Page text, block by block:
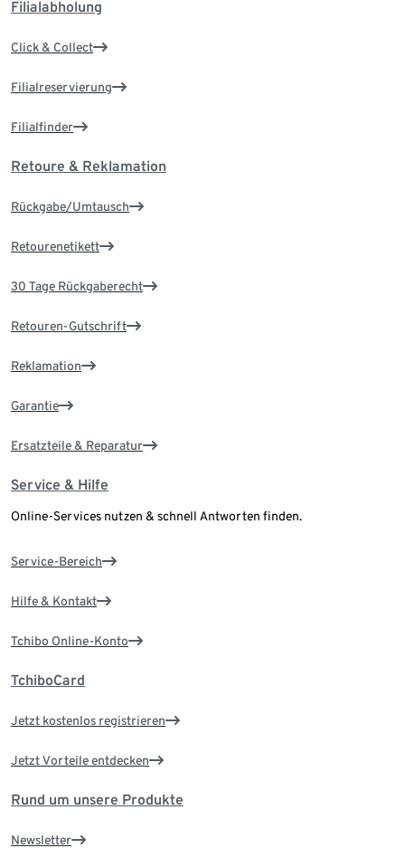
Filialabholung
Click & Collect
Filialreservierung
Filialfinder
Retoure & Reklamation
Rückgabe/Umtausch
Retourenetikett
30 Tage Rückgaberecht
Retouren-Gutschrift
Reklamation
Garantie
Ersatzteile & Reparatur
Service & Hilfe
Online-Services nutzen & schnell Antworten finden.
Service-Bereich
Hilfe & Kontakt
Tchibo Online-Konto
TchiboCard
Jetzt kostenlos registrieren
Jetzt Vorteile entdecken
Rund um unsere Produkte
Newsletter